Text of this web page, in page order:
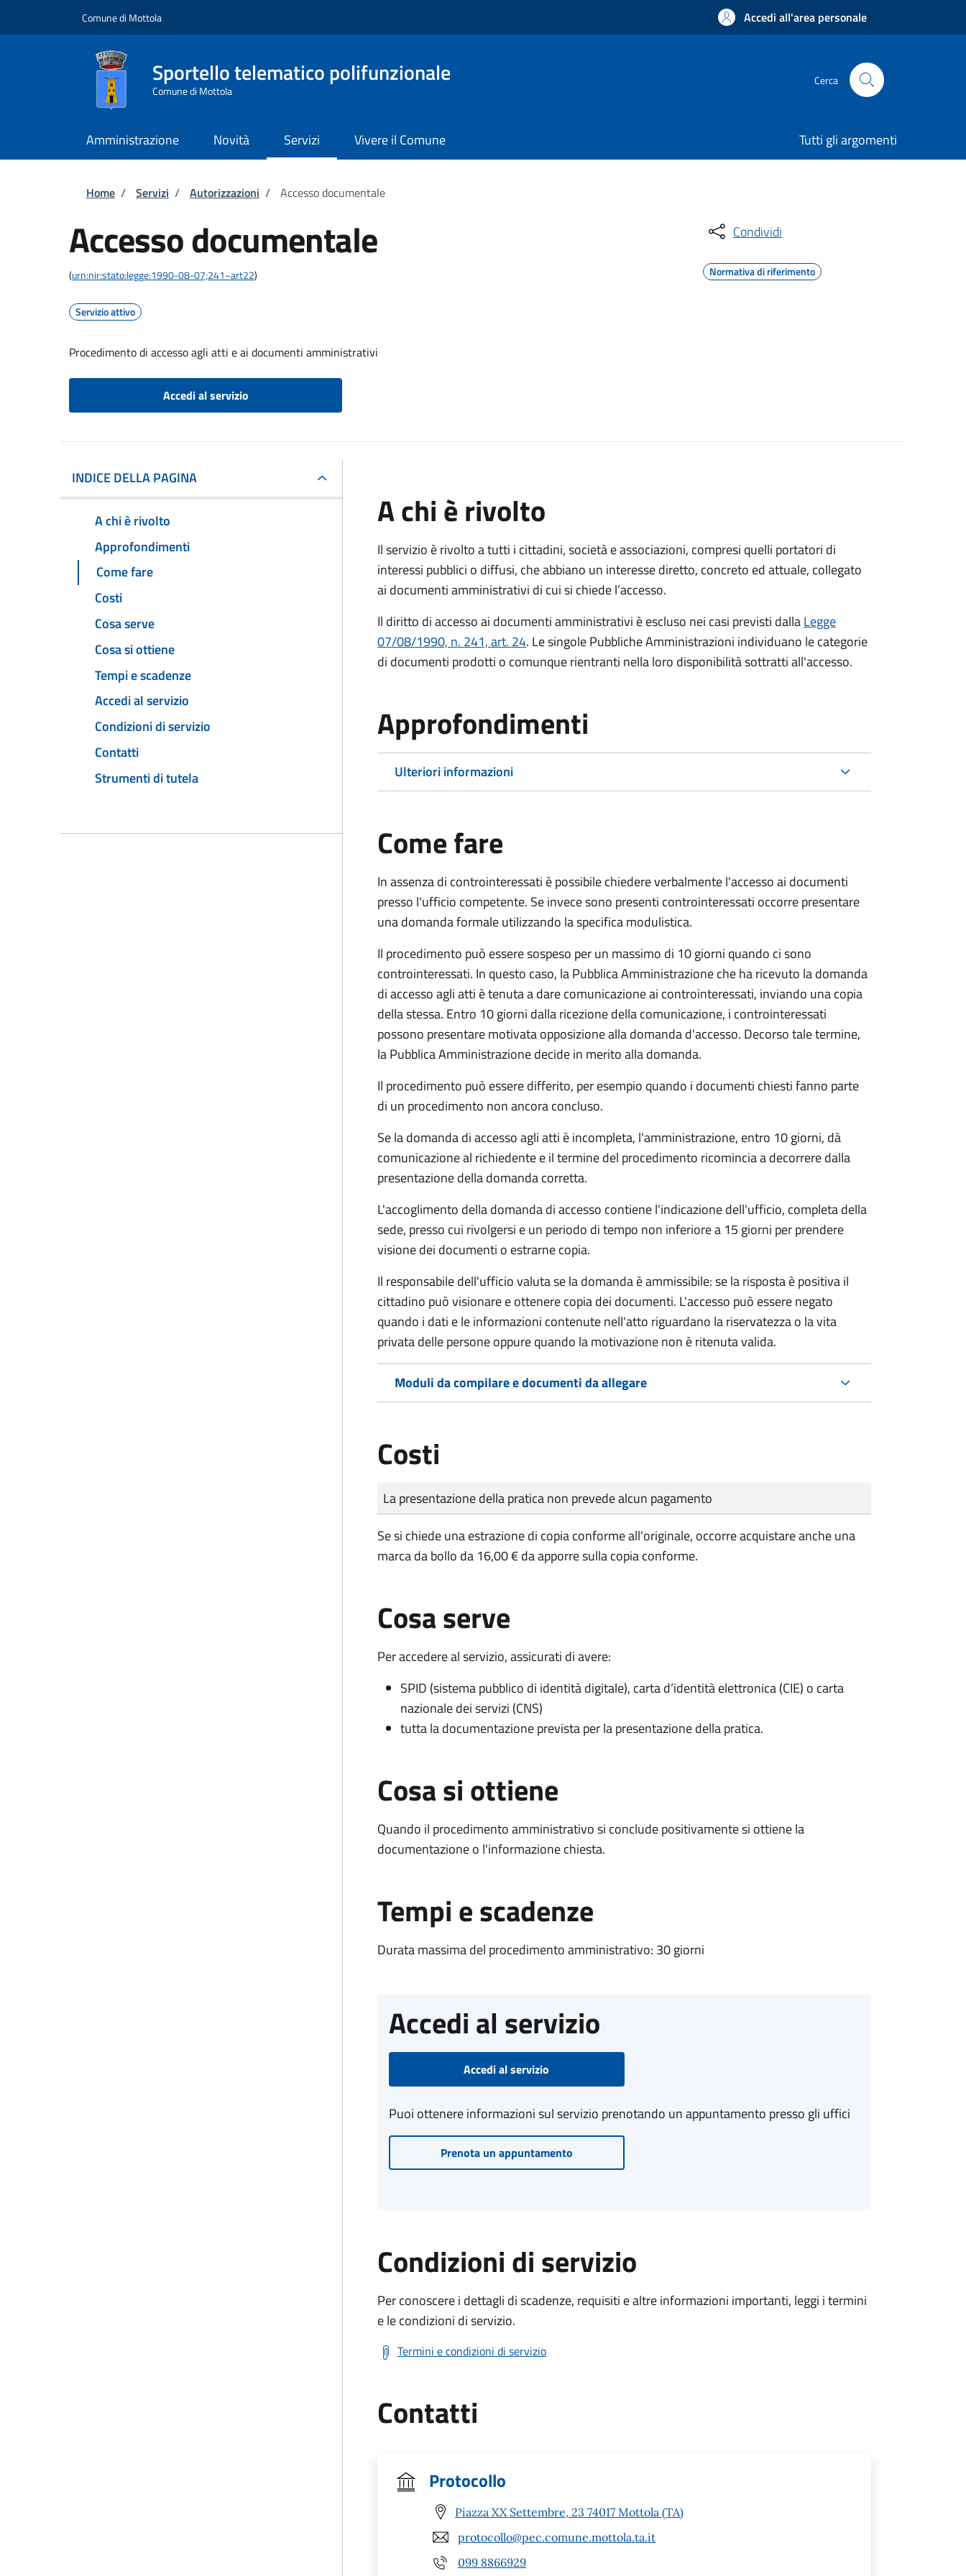
Comune di Mottola Accedi all'area personale
Sportello telematico polifunzionale
Comune di Mottola
Cerca
Amministrazione Novità Servizi Vivere il Comune Tutti gli argomenti
Briciole di pane
Home / Servizi / Autorizzazioni / Accesso documentale
Accesso documentale
(urn:nir:stato:legge:1990-08-07;241~art22)
Servizio attivo
Procedimento di accesso agli atti e ai documenti amministrativi
Accedi al servizio
Condividi
Normativa di riferimento
INDICE DELLA PAGINA
A chi è rivolto
Approfondimenti
Come fare
Costi
Cosa serve
Cosa si ottiene
Tempi e scadenze
Accedi al servizio
Condizioni di servizio
Contatti
Strumenti di tutela
A chi è rivolto
Il servizio è rivolto a tutti i cittadini, società e associazioni, compresi quelli portatori di
interessi pubblici o diffusi, che abbiano un interesse diretto, concreto ed attuale, collegato
ai documenti amministrativi di cui si chiede l’accesso.
Il diritto di accesso ai documenti amministrativi è escluso nei casi previsti dallaLegge
07/08/1990, n. 241, art. 24. Le singole Pubbliche Amministrazioni individuano le categorie
di documenti prodotti o comunque rientranti nella loro disponibilità sottratti all'accesso.
Approfondimenti
Ulteriori informazioni
Come fare
In assenza di controinteressati è possibile chiedere verbalmente l'accesso ai documenti
presso l'ufficio competente. Se invece sono presenti controinteressati occorre presentare
una domanda formale utilizzando la specifica modulistica.
Il procedimento può essere sospeso per un massimo di 10 giorni quando ci sono
controinteressati. In questo caso, la Pubblica Amministrazione che ha ricevuto la domanda
di accesso agli atti è tenuta a dare comunicazione ai controinteressati, inviando una copia
della stessa. Entro 10 giorni dalla ricezione della comunicazione, i controinteressati
possono presentare motivata opposizione alla domanda d'accesso. Decorso tale termine,
la Pubblica Amministrazione decide in merito alla domanda.
Il procedimento può essere differito, per esempio quando i documenti chiesti fanno parte
di un procedimento non ancora concluso.
Se la domanda di accesso agli atti è incompleta, l'amministrazione, entro 10 giorni, dà
comunicazione al richiedente e il termine del procedimento ricomincia a decorrere dalla
presentazione della domanda corretta.
L'accoglimento della domanda di accesso contiene l'indicazione dell'ufficio, completa della
sede, presso cui rivolgersi e un periodo di tempo non inferiore a 15 giorni per prendere
visione dei documenti o estrarne copia.
Il responsabile dell'ufficio valuta se la domanda è ammissibile: se la risposta è positiva il
cittadino può visionare e ottenere copia dei documenti. L'accesso può essere negato
quando i dati e le informazioni contenute nell'atto riguardano la riservatezza o la vita
privata delle persone oppure quando la motivazione non è ritenuta valida.
Moduli da compilare e documenti da allegare
Costi
Tipo di pagamento
Importo
La presentazione della pratica non prevede alcun pagamento
Se si chiede una estrazione di copia conforme all'originale, occorre acquistare anche una
marca da bollo da 16,00 € da apporre sulla copia conforme.
Cosa serve
Per accedere al servizio, assicurati di avere:
SPID (sistema pubblico di identità digitale), carta d’identità elettronica (CIE) o carta
nazionale dei servizi (CNS)
tutta la documentazione prevista per la presentazione della pratica.
Cosa si ottiene
Quando il procedimento amministrativo si conclude positivamente si ottiene la
documentazione o l'informazione chiesta.
Tempi e scadenze
Durata massima del procedimento amministrativo: 30 giorni
Accedi al servizio
Accedi al servizio
Puoi ottenere informazioni sul servizio prenotando un appuntamento presso gli uffici
Prenota un appuntamento
Condizioni di servizio
Per conoscere i dettagli di scadenze, requisiti e altre informazioni importanti, leggi i termini
e le condizioni di servizio.
Termini e condizioni di servizio
Contatti
Protocollo
Piazza XX Settembre, 23 74017 Mottola (TA)
protocollo@pec.comune.mottola.ta.it
099 8866929